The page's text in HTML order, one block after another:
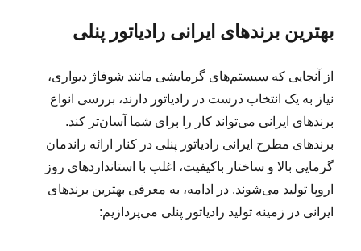
بهترین برندهای ایرانی رادیاتور پنلی
از آنجایی که سیستم‌های گرمایشی مانند شوفاژ دیواری،
نیاز به یک انتخاب درست در رادیاتور دارند، بررسی انواع
برندهای ایرانی می‌تواند کار را برای شما آسان‌تر کند.
برندهای مطرح ایرانی رادیاتور پنلی در کنار ارائه راندمان
گرمایی بالا و ساختار باکیفیت، اغلب با استانداردهای روز
اروپا تولید می‌شوند. در ادامه، به معرفی بهترین برندهای
ایرانی در زمینه تولید رادیاتور پنلی می‌پردازیم: